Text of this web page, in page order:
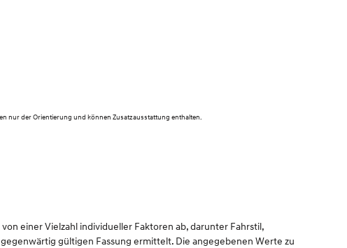
nur der Orientierung und können Zusatzausstattung enthalten.
einer Vielzahl individueller Faktoren ab, darunter Fahrstil,
gültigen Fassung ermittelt. Die angegebenen Werte zu